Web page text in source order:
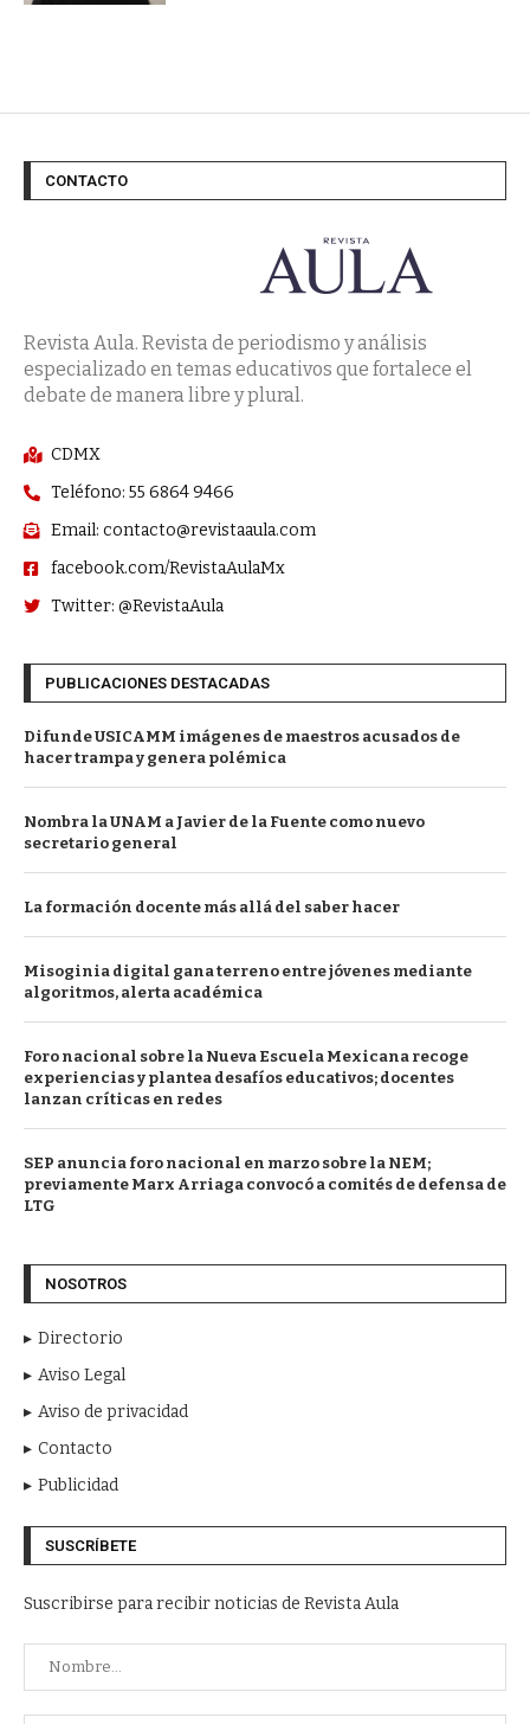
CONTACTO
Revista Aula. Revista de periodismo y análisis
especializado en temas educativos que fortalece el
debate de manera libre y plural.
CDMX
Teléfono: 55 6864 9466
Email: contacto@revistaaula.com
facebook.com/RevistaAulaMx
Twitter: @RevistaAula
PUBLICACIONES DESTACADAS
Difunde USICAMM imágenes de maestros acusados de
hacer trampa y genera polémica
Nombra la UNAM a Javier de la Fuente como nuevo
secretario general
La formación docente más allá del saber hacer
Misoginia digital gana terreno entre jóvenes mediante
algoritmos, alerta académica
Foro nacional sobre la Nueva Escuela Mexicana recoge
experiencias y plantea desafíos educativos; docentes
lanzan críticas en redes
SEP anuncia foro nacional en marzo sobre la NEM;
previamente Marx Arriaga convocó a comités de defensa de
LTG
NOSOTROS
Directorio
Aviso Legal
Aviso de privacidad
Contacto
Publicidad
SUSCRÍBETE
Suscribirse para recibir noticias de Revista Aula